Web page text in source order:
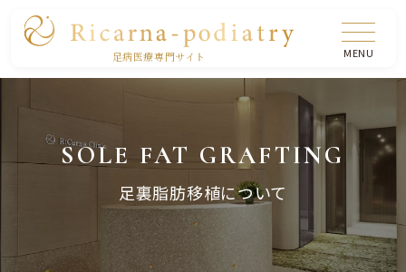
足病医療専門サイト
SOLE FAT GRAFTING
足裏脂肪移植について